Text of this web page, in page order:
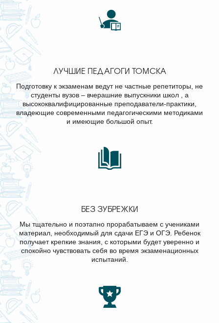
ЛУЧШИЕ ПЕДАГОГИ ТОМСКА
Подготовку к экзаменам ведут не частные репетиторы, не
студенты вузов – вчерашние выпускники школ , а
высококвалифицированные преподаватели-практики,
владеющие современными педагогическими методиками
и имеющие большой опыт.
БЕЗ ЗУБРЕЖКИ
Мы тщательно и поэтапно прорабатываем с учениками
материал, необходимый для сдачи ЕГЭ и ОГЭ. Ребенок
получает крепкие знания, с которыми будет уверенно и
спокойно чувствовать себя во время экзаменационных
испытаний.